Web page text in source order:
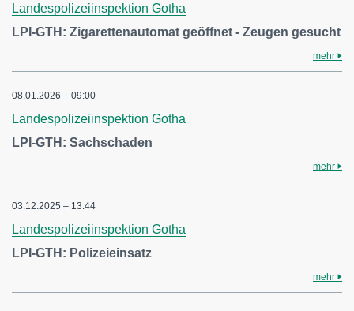
Landespolizeiinspektion Gotha
LPI-GTH: Zigarettenautomat geöffnet - Zeugen gesucht
mehr
08.01.2026 – 09:00
Landespolizeiinspektion Gotha
LPI-GTH: Sachschaden
mehr
03.12.2025 – 13:44
Landespolizeiinspektion Gotha
LPI-GTH: Polizeieinsatz
mehr